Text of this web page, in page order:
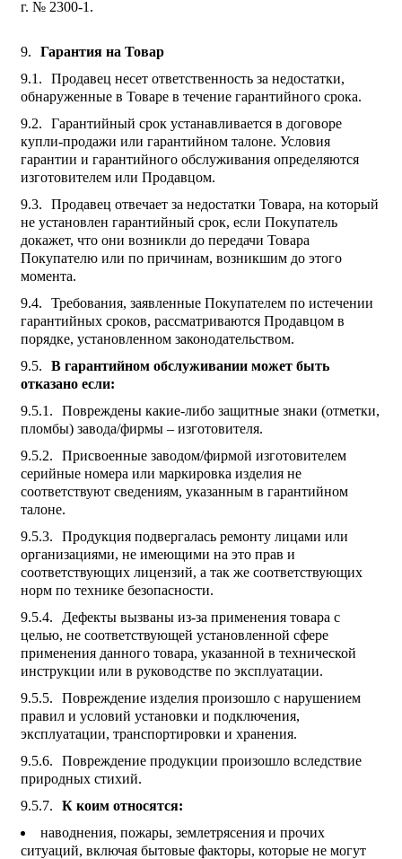
г. № 2300-1.
Гарантия на Товар
Продавец несет ответственность за недостатки,
обнаруженные в Товаре в течение гарантийного срока.
Гарантийный срок устанавливается в договоре
купли-продажи или гарантийном талоне. Условия
гарантии и гарантийного обслуживания определяются
изготовителем или Продавцом.
Продавец отвечает за недостатки Товара, на который
не установлен гарантийный срок, если Покупатель
докажет, что они возникли до передачи Товара
Покупателю или по причинам, возникшим до этого
момента.
Требования, заявленные Покупателем по истечении
гарантийных сроков, рассматриваются Продавцом в
порядке, установленном законодательством.
В гарантийном обслуживании может быть
отказано если:
Повреждены какие-либо защитные знаки (отметки,
пломбы) завода/фирмы – изготовителя.
Присвоенные заводом/фирмой изготовителем
серийные номера или маркировка изделия не
соответствуют сведениям, указанным в гарантийном
талоне.
Продукция подвергалась ремонту лицами или
организациями, не имеющими на это прав и
соответствующих лицензий, а так же соответствующих
норм по технике безопасности.
Дефекты вызваны из-за применения товара с
целью, не соответствующей установленной сфере
применения данного товара, указанной в технической
инструкции или в руководстве по эксплуатации.
Повреждение изделия произошло с нарушением
правил и условий установки и подключения,
эксплуатации, транспортировки и хранения.
Повреждение продукции произошло вследствие
природных стихий.
К коим относятся:
наводнения, пожары, землетрясения и прочих
ситуаций, включая бытовые факторы, которые не могут